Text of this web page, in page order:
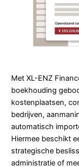
Met XL-ENZ
boekhouding
kostenplaatsen,
bedrijven,
automatisch
Hiermee beschikt
strategische
administratie of